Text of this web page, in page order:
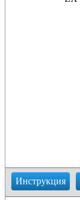
Инструкция